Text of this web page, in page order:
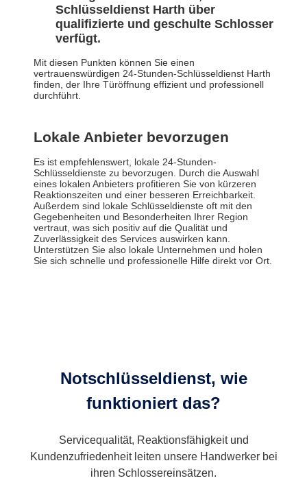
Schlüsseldienst Harth über
qualifizierte und geschulte Schlosser
verfügt.
Mit diesen Punkten können Sie einen
vertrauenswürdigen 24-Stunden-Schlüsseldienst Harth
finden, der Ihre Türöffnung effizient und professionell
durchführt.
Lokale Anbieter bevorzugen
Es ist empfehlenswert, lokale 24-Stunden-
Schlüsseldienste zu bevorzugen. Durch die Auswahl
eines lokalen Anbieters profitieren Sie von kürzeren
Reaktionszeiten und einer besseren Erreichbarkeit.
Außerdem sind lokale Schlüsseldienste oft mit den
Gegebenheiten und Besonderheiten Ihrer Region
vertraut, was sich positiv auf die Qualität und
Zuverlässigkeit des Services auswirken kann.
Unterstützen Sie also lokale Unternehmen und holen
Sie sich schnelle und professionelle Hilfe direkt vor Ort.
Notschlüsseldienst, wie
funktioniert das?
Servicequalität, Reaktionsfähigkeit und
Kundenzufriedenheit leiten unsere Handwerker bei
ihren Schlossereinsätzen.